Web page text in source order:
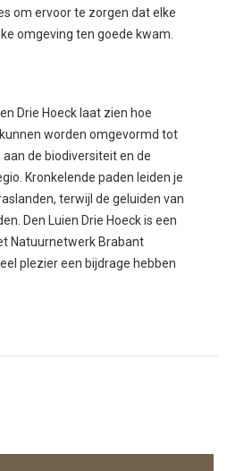
om ervoor te zorgen dat elke
omgeving ten goede kwam.
Drie Hoeck laat zien hoe
worden omgevormd tot
de biodiversiteit en de
Kronkelende paden leiden je
terwijl de geluiden van
Den Luien Drie Hoeck is een
Natuurnetwerk Brabant
plezier een bijdrage hebben